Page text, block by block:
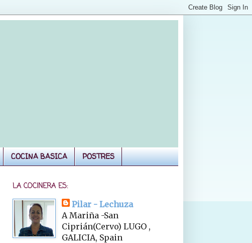
COCINA BASICA POSTRES
LA COCINERA ES:
Pilar - Lechuza
A Mariña -San
Ciprián(Cervo) LUGO ,
GALICIA, Spain